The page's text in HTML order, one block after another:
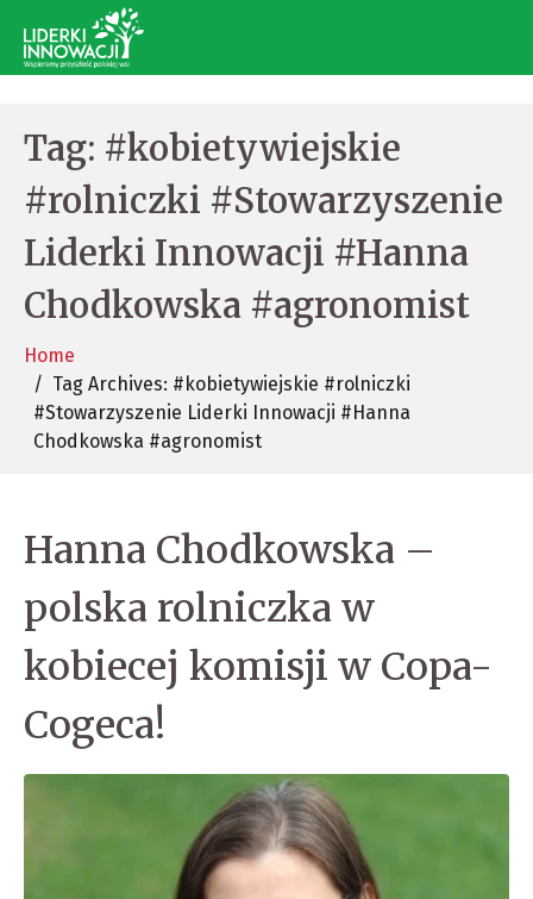
Tag: #kobietywiejskie
#rolniczki #Stowarzyszenie
Liderki Innowacji #Hanna
Chodkowska #agronomist
Home
Tag Archives: #kobietywiejskie #rolniczki
#Stowarzyszenie Liderki Innowacji #Hanna
Chodkowska #agronomist
Hanna Chodkowska –
polska rolniczka w
kobiecej komisji w Copa-
Cogeca!